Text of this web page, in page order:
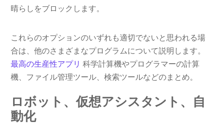
晴らしをブロックします。
これらのオプションのいずれも適切でないと思われる場
合は、他のさまざまなプログラムについて説明します。
最高の生産性アプリ 科学計算機やプログラマーの計算
機、ファイル管理ツール、検索ツールなどのまとめ。
ロボット、仮想アシスタント、自
動化